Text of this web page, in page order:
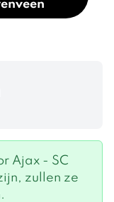
Ajax - SC
zullen ze